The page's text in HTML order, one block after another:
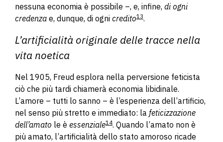
nessuna economia è possibile –, e, infine, di ogni
credenza e, dunque, di ogni credito13.
L’artificialità originale delle tracce nella
vita noetica
Nel 1905, Freud esplora nella perversione feticista
ciò che più tardi chiamerà economia libidinale.
L’amore – tutti lo sanno – è l’esperienza dell’artificio,
nel senso più stretto e immediato: la feticizzazione
dell’amato le è essenziale14. Quando l’amato non è
più amato, l’artificialità dello stato amoroso ricade